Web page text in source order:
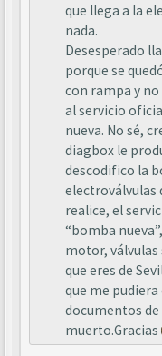
que llega a la
nada.
Desesperado
porque se
con rampa y
al servicio
nueva. No sé,
diagbox le
descodifico la
electroválvulas
realice, el
“bomba
motor, válvulas
que eres de
que me
documentos
muerto.Gracias